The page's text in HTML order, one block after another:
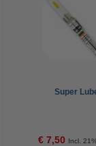
Super
€ 7,50 Incl.